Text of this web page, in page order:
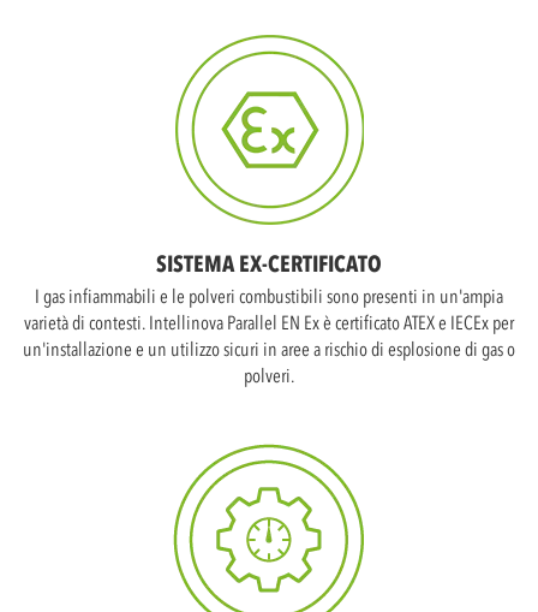
SISTEMA EX-CERTIFICATO
I gas infiammabili e le polveri combustibili sono presenti in un'ampia
varietà di contesti. Intellinova Parallel EN Ex è certificato ATEX e IECEx per
un'installazione e un utilizzo sicuri in aree a rischio di esplosione di gas o
polveri.